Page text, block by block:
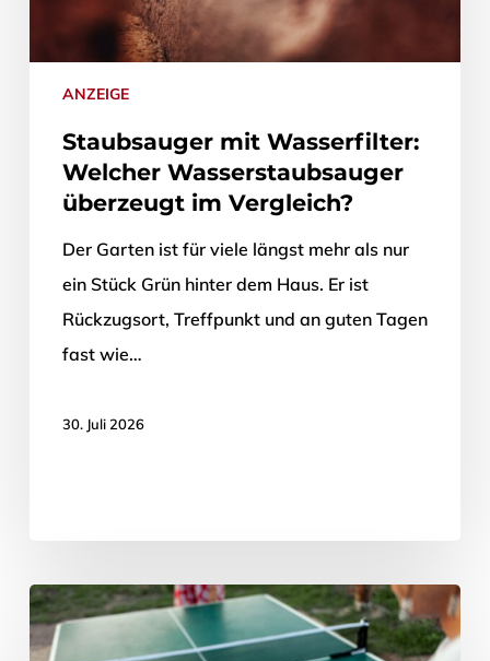
ANZEIGE
Staubsauger mit Wasserfilter:
Welcher Wasserstaubsauger
überzeugt im Vergleich?
Der Garten ist für viele längst mehr als nur
ein Stück Grün hinter dem Haus. Er ist
Rückzugsort, Treffpunkt und an guten Tagen
fast wie…
30. Juli 2026